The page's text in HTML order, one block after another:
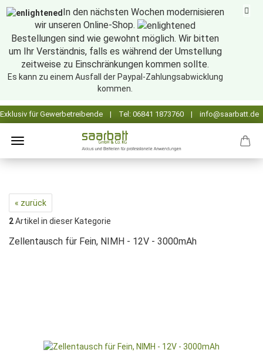
In den nächsten Wochen modernisieren
wir unseren Online-Shop.
Bestellungen sind wie gewohnt möglich. Wir bitten
um Ihr Verständnis, falls es während der Umstellung
zeitweise zu Einschränkungen kommen sollte.
Es kann zu einem Ausfall der Paypal-Zahlungsabwicklung
kommen.
« zurück
2Artikel in dieser Kategorie
Zellentausch für Fein, NIMH - 12V - 3000mAh